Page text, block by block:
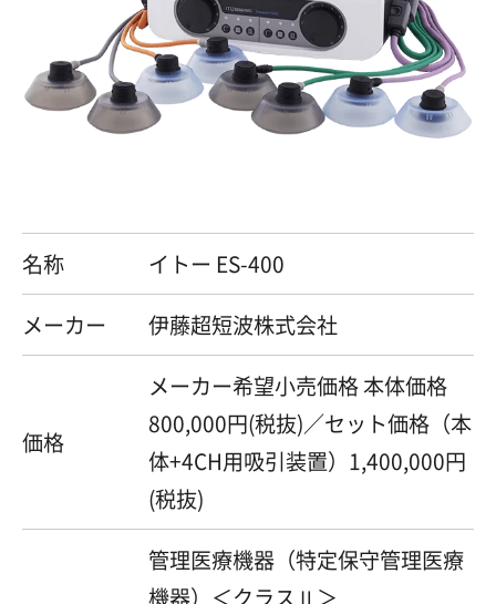
名称
イトー ES-400
メーカー
伊藤超短波株式会社
価格
メーカー希望小売価格 本体価格
800,000円(税抜)／セット価格（本
体+4CH用吸引装置）1,400,000円
(税抜)
管理医療機器（特定保守管理医療
機器）＜クラスⅡ＞